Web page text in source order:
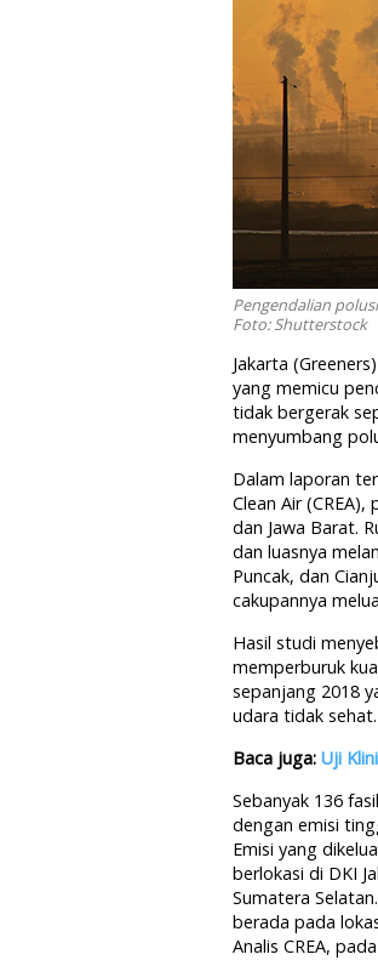
Pengendalian
Foto: Shutterstock
Jakarta
yang memicu
tidak bergerak
menyumbang
Dalam laporan
Clean Air
dan Jawa Barat.
dan luasnya
Puncak, dan
cakupannya
Hasil studi
memperburuk
sepanjang 2018
udara tidak
Baca juga: Uji
Sebanyak 136
dengan emisi
Emisi yang
berlokasi di DKI
Sumatera
berada pada
Analis CREA,